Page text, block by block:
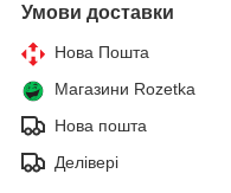
Умови доставки
Нова Пошта
Магазини Rozetka
Нова пошта
Делівері